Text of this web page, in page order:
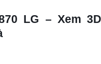
LG – Xem